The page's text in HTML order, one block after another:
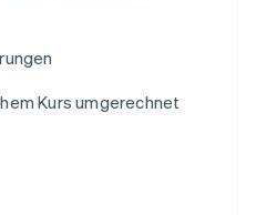
Kurs umgerechnet